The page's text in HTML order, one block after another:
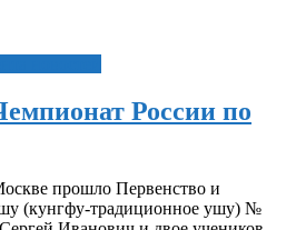
России по
прошло Первенство и
(кунгфу-традиционное ушу) №